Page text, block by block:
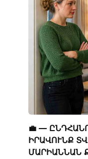
💼 —
ԻՐԱՎՈՒՆՔ
ՄԱՐԻԱՆՆԱՆ